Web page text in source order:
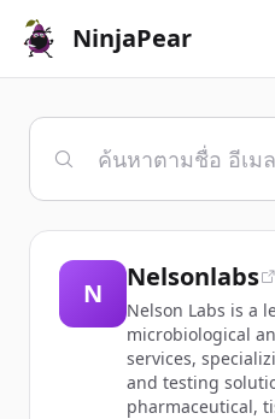
NinjaPear
N
Nelsonlabs
Nelson Labs is a
microbiological
services,
and testing
pharmaceutical,